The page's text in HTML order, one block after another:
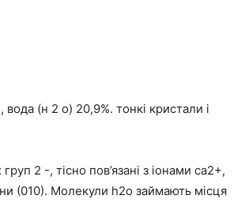
вода (н 2 о) 20,9%. тонкі кристали і
2 -, тісно пов’язані з іонами ca2+,
(010). Молекули h2o займають місця